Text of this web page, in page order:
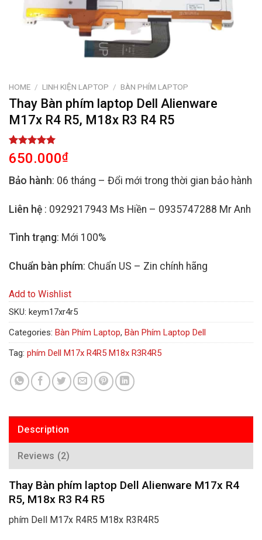
HOME / LINH KIỆN LAPTOP / BÀN PHÍM LAPTOP
Thay Bàn phím laptop Dell Alienware
M17x R4 R5, M18x R3 R4 R5
Rated
5.00
out of 5
2
customer
650.000₫
Bảo hành: 06 tháng – Đổi mới trong thời gian bảo hành
Liên hệ : 0929217943 Ms Hiền – 0935747288 Mr Anh
Tình trạng: Mới 100%
Chuẩn bàn phím: Chuẩn US – Zin chính hãng
Add to Wishlist
SKU: keym17xr4r5
Categories: Bàn Phím Laptop, Bàn Phím Laptop Dell
Tag: phím Dell M17x R4R5 M18x R3R4R5
Description
Reviews (2)
Thay Bàn phím laptop Dell Alienware M17x R4
R5, M18x R3 R4 R5
phím Dell M17x R4R5 M18x R3R4R5